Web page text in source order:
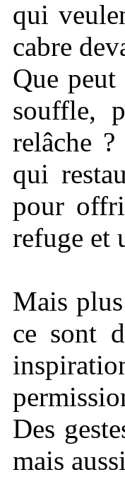
qui
cabre
Que
souffle,
relâche
qui
pour
refuge et
Mais
ce sont
Des
mais